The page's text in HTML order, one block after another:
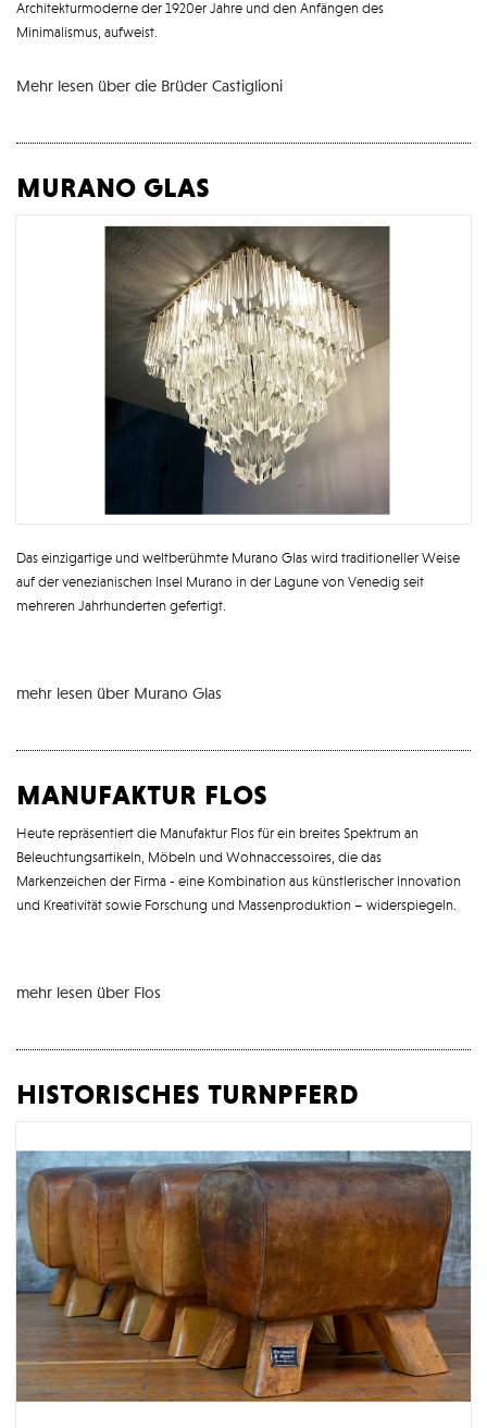
Architekturmoderne der 1920er Jahre und den Anfängen des
Minimalismus, aufweist.
Mehr lesen über die Brüder Castiglioni
murano glas
Das einzigartige und weltberühmte Murano Glas wird traditioneller Weise
auf der venezianischen Insel Murano in der Lagune von Venedig seit
mehreren Jahrhunderten gefertigt.
mehr lesen über Murano Glas
manufaktur flos
Heute repräsentiert die Manufaktur Flos für ein breites Spektrum an
Beleuchtungsartikeln, Möbeln und Wohnaccessoires, die das
Markenzeichen der Firma - eine Kombination aus künstlerischer Innovation
und Kreativität sowie Forschung und Massenproduktion – widerspiegeln.
mehr lesen über Flos
historisches turnpferd